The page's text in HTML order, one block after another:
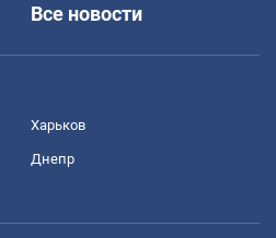
Все новости
Харьков
Днепр